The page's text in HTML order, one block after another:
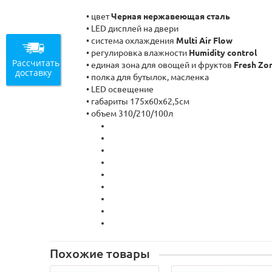
• цветЧерная нержавеющая сталь
• LED дисплей на двери
• система охлаждения Multi Air Flow
• регулировка влажности Humidity control
• единая зона для овощей и фруктов Fresh
• полка для бутылок, масленка
• LED освещение
• габариты 175х60х62,5см
• объем 310/210/100л
Похожие товары
Рассчитать
доставку